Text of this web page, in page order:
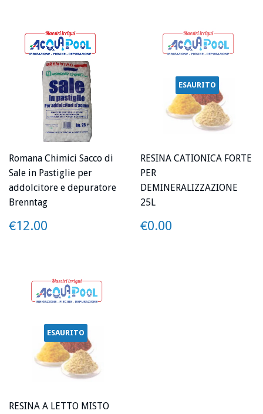
Romana Chimici Sacco di
Sale in Pastiglie per
addolcitore e depuratore
Brenntag
PREZZO
€12.00
ESAURITO
RESINA CATIONICA FORTE
PER
DEMINERALIZZAZIONE
25L
PREZZO
€0.00
ESAURITO
RESINA A LETTO MISTO